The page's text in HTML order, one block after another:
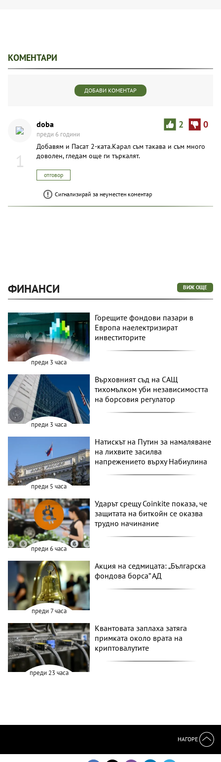
КОМЕНТАРИ
ДОБАВИ КОМЕНТАР
1
2 0
doba
преди 6 години
Добавям и Пасат 2-ката.Карал съм такава и съм много
доволен, гледам още ги търкалят.
отговор
Сигнализирай за неуместен коментар
ФИНАНСИ ВИЖ ОЩЕ
преди 3 часа
Горещите фондови пазари в
Европа наелектризират
инвеститорите
преди 3 часа
Върховният съд на САЩ
тихомълком уби независимостта
на борсовия регулатор
преди 5 часа
Натискът на Путин за намаляване
на лихвите засилва
напрежението върху Набиулина
преди 6 часа
Ударът срещу Coinkite показа, че
защитата на биткойн се оказва
трудно начинание
преди 7 часа
Акция на седмицата: „Българска
фондова борса“ АД
преди 23 часа
Квантовата заплаха затяга
примката около врата на
криптовалутите
НАГОРЕ